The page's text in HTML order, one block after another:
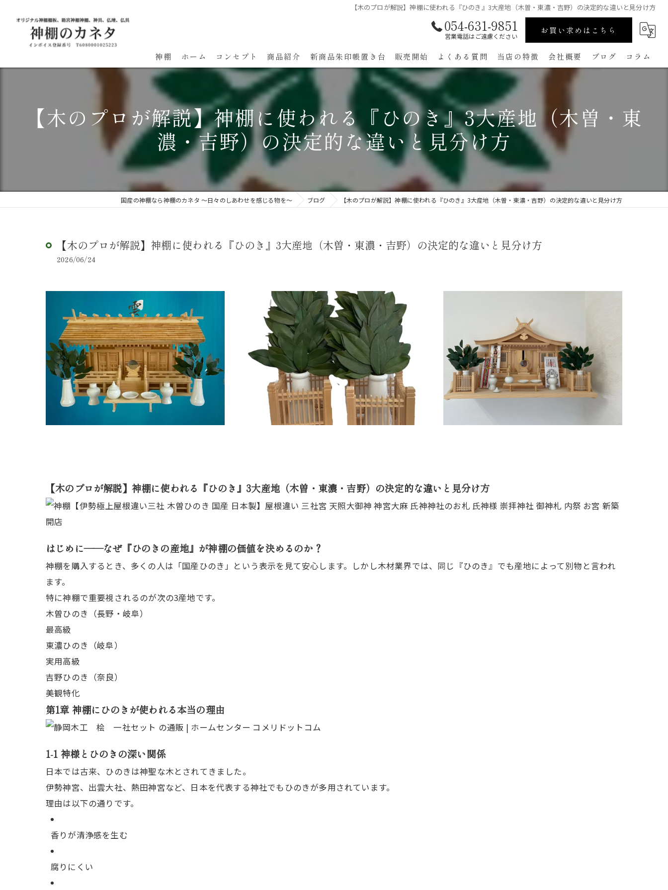
【木のプロが解説】神棚に使われる『ひのき』3大産地（木曽・東濃・吉野）の決定的な違いと見分け方
054-631-9851
営業電話はご遠慮ください
お買い求めはこちら
神棚 ホーム コンセプト
代表あいさつ
商品紹介 新商品朱印帳置き台 販売開始 よくある質問 当店の特徴
高級
ペット用
手作り
コンパクト
通販
会社概要 ブログ コラム
【木のプロが解説】神棚に使われる『ひのき』3大産地（木曽・東
濃・吉野）の決定的な違いと見分け方
国産の神棚なら神棚のカネタ ～日々のしあわせを感じる物を～ ブログ 【木のプロが解説】神棚に使われる『ひのき』3大産地（木曽・東濃・吉野）の決定的な違いと見分け方
【木のプロが解説】神棚に使われる『ひのき』3大産地（木曽・東濃・吉野）の決定的な違いと見分け方
2026/06/24
【木のプロが解説】神棚に使われる『ひのき』3大産地（木曽・東濃・吉野）の決定的な違いと見分け方
はじめに――なぜ『ひのきの産地』が神棚の価値を決めるのか？
神棚を購入するとき、多くの人は「国産ひのき」という表示を見て安心します。しかし木材業界では、同じ『ひのき』でも産地によって別物と言われ
ます。
特に神棚で重要視されるのが次の3産地です。
木曽ひのき（長野・岐阜）
最高級
東濃ひのき（岐阜）
実用高級
吉野ひのき（奈良）
美観特化
第1章 神棚にひのきが使われる本当の理由
1-1 神様とひのきの深い関係
日本では古来、ひのきは神聖な木とされてきました。
伊勢神宮、出雲大社、熱田神宮など、日本を代表する神社でもひのきが多用されています。
理由は以下の通りです。
香りが清浄感を生む
腐りにくい